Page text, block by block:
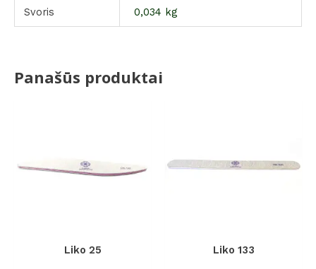
Svoris 0,034 kg
Panašūs produktai
Liko 25 Liko 133